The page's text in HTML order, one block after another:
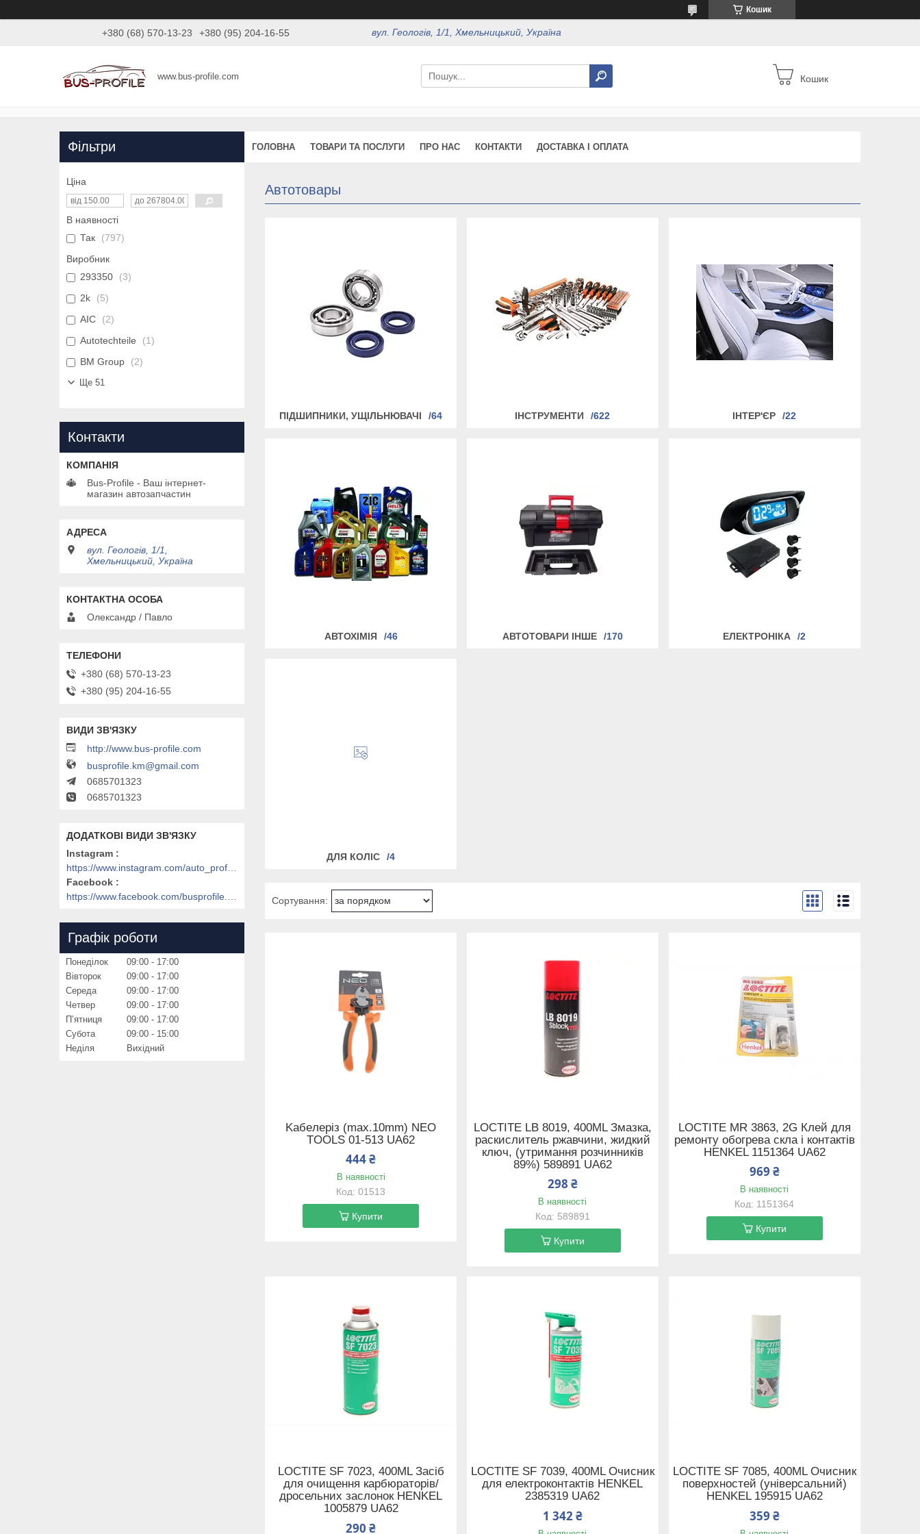
Кошик
+380 (68) 570-13-23 +380 (95) 204-16-55 вул. Геологів, 1/1, Хмельницький, Україна
www.bus-profile.com Кошик
ГОЛОВНА ТОВАРИ ТА ПОСЛУГИ ПРО НАС КОНТАКТИ ДОСТАВКА І ОПЛАТА
Автотовары
ПІДШИПНИКИ, УЩІЛЬНЮВАЧІ 64 ІНСТРУМЕНТИ 622 ІНТЕР'ЄР 22
АВТОХІМІЯ 46 АВТОТОВАРИ ІНШЕ 170 ЕЛЕКТРОНІКА 2
ДЛЯ КОЛІС 4
Kaбeлepіз (max.10mm) NEO
TOOLS 01-513 UA62
444 ₴
В наявності
01513
Купити
LOCTITE LB 8019, 400ML Змазка,
раскислитель ржавчини, жидкий
ключ, (утримання розчинників
89%) 589891 UA62
298 ₴
В наявності
589891
Купити
LOCTITE MR 3863, 2G Клей для
ремонту обогрева скла і контактів
HENKEL 1151364 UA62
969 ₴
В наявності
1151364
Купити
LOCTITE SF 7023, 400ML Засіб
для очищення карбюраторів/
дросельних заслонок HENKEL
1005879 UA62
290 ₴
LOCTITE SF 7039, 400ML Очисник
для електроконтактів HENKEL
2385319 UA62
1 342 ₴
LOCTITE SF 7085, 400ML Очисник
поверхностей (універсальний)
HENKEL 195915 UA62
359 ₴
Фільтри
Ціна
В наявності
Так
797
Виробник
293350
3
2k
5
AIC
2
Autotechteile
1
BM Group
2
Ще 51
Контакти
Bus-Profile - Ваш інтернет-
магазин автозапчастин
вул. Геологів, 1/1,
Хмельницький, Україна
Олександр / Павло
+380 (68) 570-13-23
+380 (95) 204-16-55
http://www.bus-profile.com
busprofile.km@gmail.com
0685701323
0685701323
Instagram
Facebook
Графік роботи
Понеділок 09:00
17:00
Вівторок
09:00
17:00
Середа
09:00
17:00
Четвер
09:00
17:00
Пʼятниця
09:00
17:00
Субота
09:00
15:00
Неділя
Вихідний